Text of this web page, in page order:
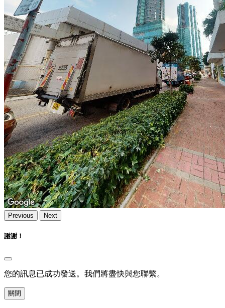
Previous Next
謝謝！
您的訊息已成功發送。我們將盡快與您聯繫。
關閉